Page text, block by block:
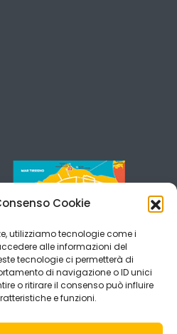
Cookie
utilizziamo tecnologie come i
alle informazioni del
tecnologie ci permetterà di
di navigazione o ID unici
o ritirare il consenso può influire
e funzioni.